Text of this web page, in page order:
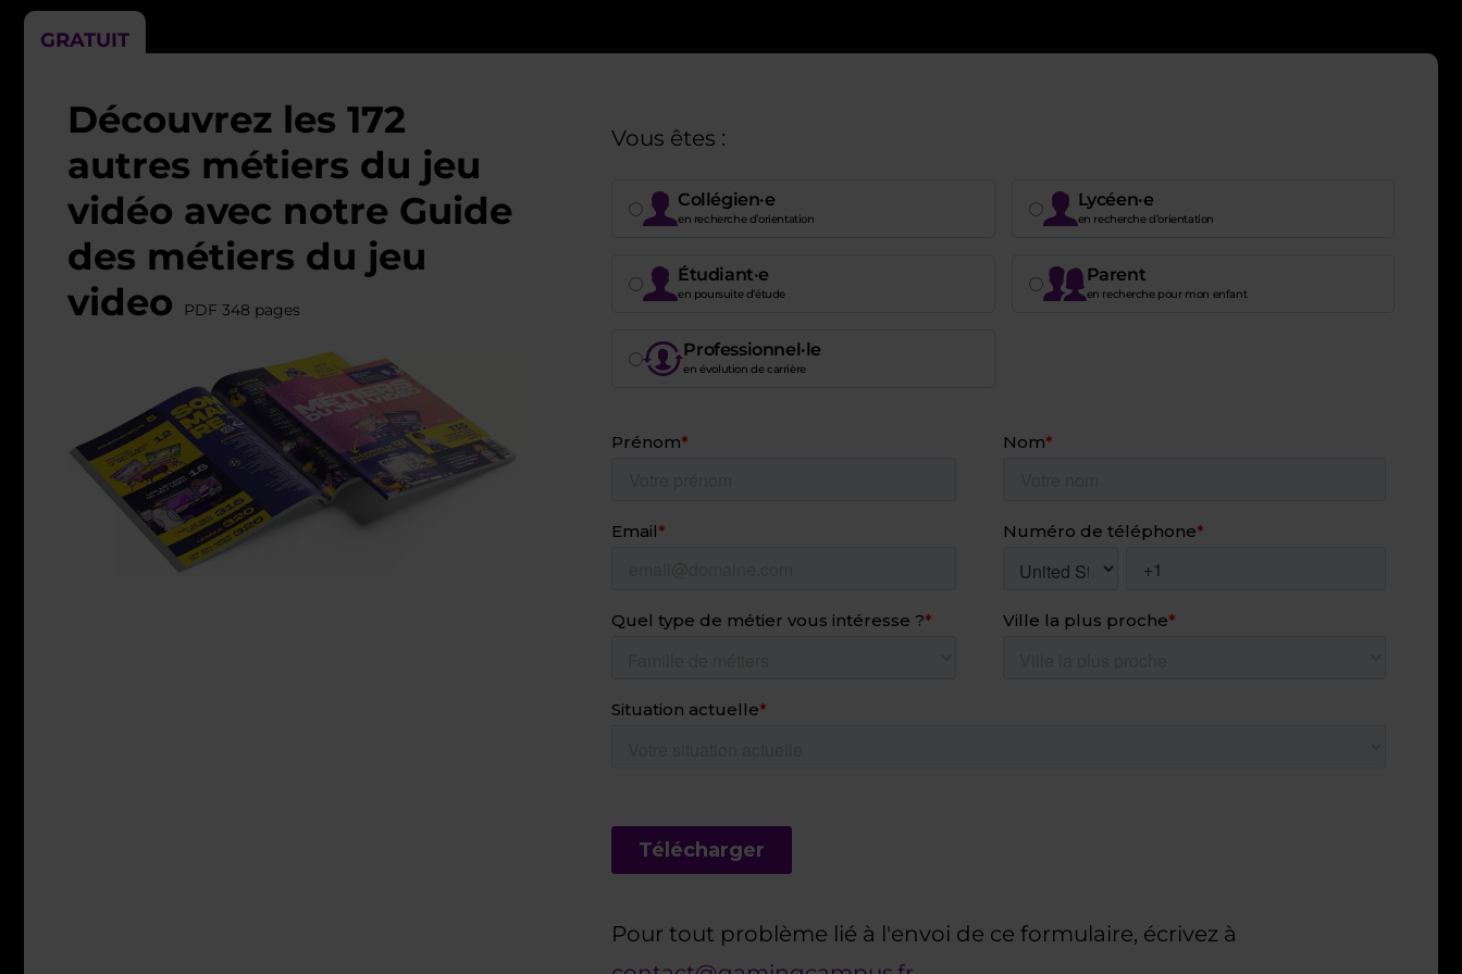
GRATUIT
Découvrez les 172
autres métiers du jeu
vidéo avec notre Guide
des métiers du jeu
video
PDF 348 pages
Vous êtes :
Collégien·e
en recherche d’orientation
Lycéen·e
en recherche d’orientation
Étudiant·e
en poursuite d’étude
Parent
en recherche pour mon enfant
Professionnel·le
en évolution de carrière
Pour tout problème lié à l'envoi de ce formulaire, écrivez à